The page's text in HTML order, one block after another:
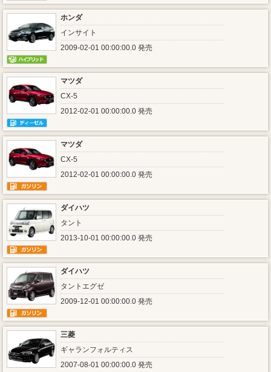
ホンダ
インサイト
2009-02-01 00:00:00.0 発売
マツダ
CX-5
2012-02-01 00:00:00.0 発売
マツダ
CX-5
2012-02-01 00:00:00.0 発売
ダイハツ
タント
2013-10-01 00:00:00.0 発売
ダイハツ
タントエグゼ
2009-12-01 00:00:00.0 発売
三菱
ギャランフォルティス
2007-08-01 00:00:00.0 発売